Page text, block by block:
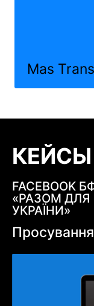
Mas
КЕЙСЫ
FACEBOOK
«РАЗОМ ДЛЯ
УКРАЇНИ»